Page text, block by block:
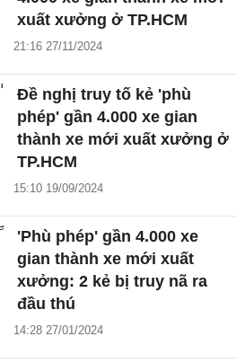
xuất xưởng ở TP.HCM
21:16 27/11/2024
Đề nghị truy tố kẻ 'phù
phép' gần 4.000 xe gian
thành xe mới xuất xưởng ở
TP.HCM
15:10 19/09/2024
'Phù phép' gần 4.000 xe
gian thành xe mới xuất
xưởng: 2 kẻ bị truy nã ra
đầu thú
14:28 27/01/2024